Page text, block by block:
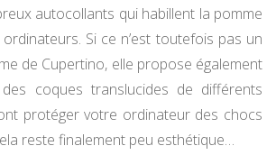
autocollants qui habillent la pomme
Si ce n’est toutefois pas un
de Cupertino, elle propose également
coques translucides de différents
protéger votre ordinateur des chocs
reste finalement peu esthétique…